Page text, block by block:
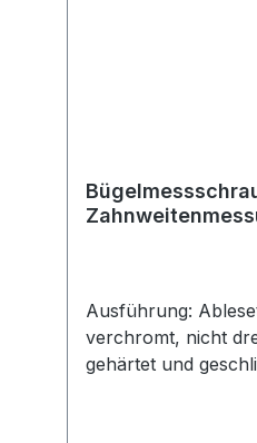
Ausführung: Ableseteile matt
verchromt, nicht
gehärtet und